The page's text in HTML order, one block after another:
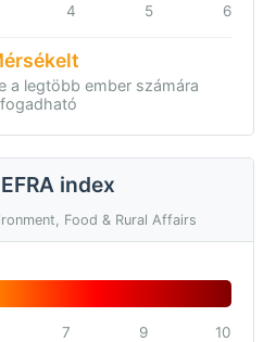
4 5 6
a legtöbb ember számára
index
Food & Rural Affairs
7 9 10